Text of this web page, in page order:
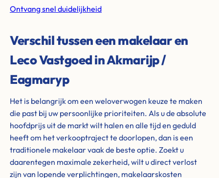
Ontvang snel duidelijkheid
Verschil tussen een makelaar en
Leco Vastgoed in Akmarijp /
Eagmaryp
Het is belangrijk om een weloverwogen keuze te maken
die past bij uw persoonlijke prioriteiten. Als u de absolute
hoofdprijs uit de markt wilt halen en alle tijd en geduld
heeft om het verkooptraject te doorlopen, dan is een
traditionele makelaar vaak de beste optie. Zoekt u
daarentegen maximale zekerheid, wilt u direct verlost
zijn van lopende verplichtingen, makelaarskosten